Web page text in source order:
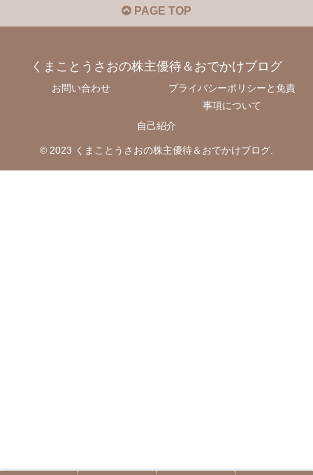
PAGE TOP
くまことうさおの株主優待＆おでかけブログ
お問い合わせ
プライバシーポリシーと免責
事項について
自己紹介
© 2023 くまことうさおの株主優待＆おでかけブログ.